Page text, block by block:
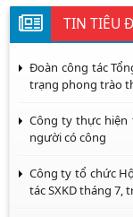
TIN TIÊU
Đoàn công tác
trạng phong trào
Công ty thực
người có công
Công ty tổ chức
tác SXKD tháng 7,